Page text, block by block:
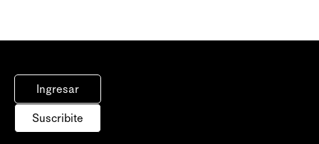
Ingresar
Suscribite